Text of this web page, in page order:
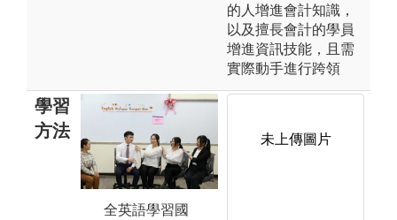
的人增進會計知識，
以及擅長會計的學員
增進資訊技能，且需
實際動手進行跨領
學習
方法
全英語學習國
未上傳圖片